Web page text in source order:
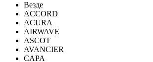
Везде
ACCORD
ACURA
AIRWAVE
ASCOT
AVANCIER
CAPA